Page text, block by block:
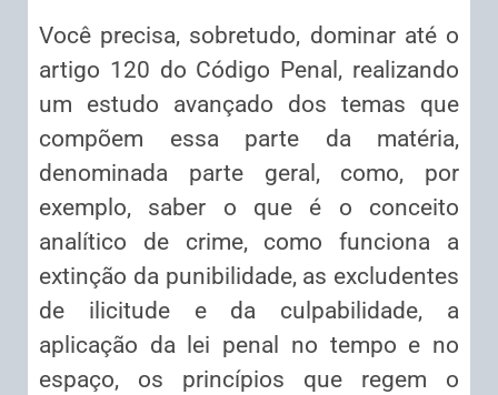
Você precisa, sobretudo, dominar até o
artigo 120 do Código Penal, realizando
um estudo avançado dos temas que
compõem essa parte da matéria,
denominada parte geral, como, por
exemplo, saber o que é o conceito
analítico de crime, como funciona a
extinção da punibilidade, as excludentes
de ilicitude e da culpabilidade, a
aplicação da lei penal no tempo e no
espaço, os princípios que regem o